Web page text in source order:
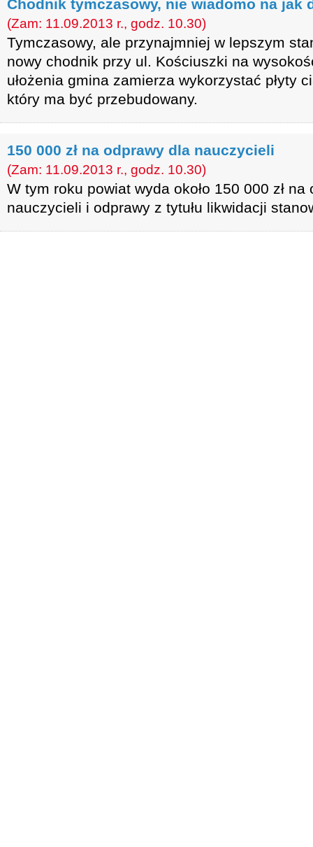
Chodnik tymczasowy, nie wiadomo na jak
(Zam: 11.09.2013 r., godz. 10.30)
Tymczasowy, ale przynajmniej w lepszym
nowy chodnik przy ul. Kościuszki na
ułożenia gmina zamierza wykorzystać płyty
który ma być przebudowany.
150 000 zł na odprawy dla nauczycieli
(Zam: 11.09.2013 r., godz. 10.30)
W tym roku powiat wyda około 150 000 zł
nauczycieli i odprawy z tytułu likwidacji